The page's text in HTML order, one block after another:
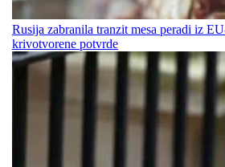
Rusija zabranila tranzit mesa peradi iz
krivotvorene potvrde